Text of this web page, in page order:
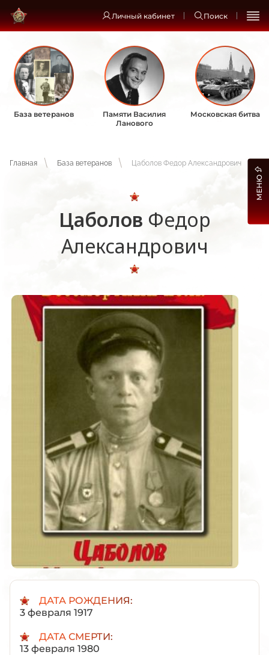
Личный кабинет Поиск
База ветеранов
Памяти Василия
Ланового
Московская битва
Главная База ветеранов Цаболов Федор Александрович
Цаболов Федор
Александрович
ДАТА РОЖДЕНИЯ:
3 февраля 1917
ДАТА СМЕРТИ:
13 февраля 1980
МЕНЮ